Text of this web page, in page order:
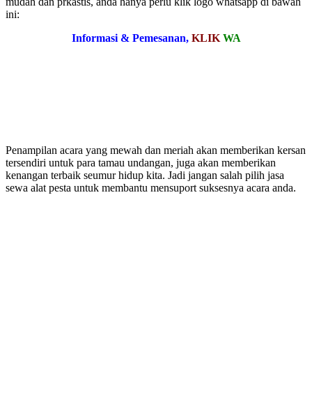
ini:
Informasi & Pemesanan, KLIK WA
Penampilan acara yang mewah dan meriah akan memberikan kersan
tersendiri untuk para tamau undangan, juga akan memberikan
kenangan terbaik seumur hidup kita. Jadi jangan salah pilih jasa
sewa alat pesta untuk membantu mensuport suksesnya acara anda.